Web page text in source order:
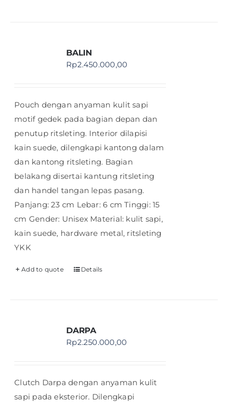
BALIN
Rp2.450.000,00
Pouch dengan anyaman kulit sapi
motif gedek pada bagian depan dan
penutup ritsleting. Interior dilapisi
kain suede, dilengkapi kantong dalam
dan kantong ritsleting. Bagian
belakang disertai kantung ritsleting
dan handel tangan lepas pasang.
Panjang: 23 cm Lebar: 6 cm Tinggi: 15
cm Gender: Unisex Material: kulit sapi,
kain suede, hardware metal, ritsleting
YKK
Add to quote Details
DARPA
Rp2.250.000,00
Clutch Darpa dengan anyaman kulit
sapi pada eksterior. Dilengkapi